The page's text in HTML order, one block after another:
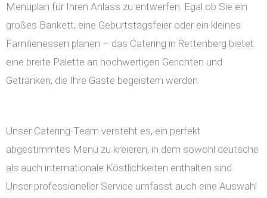
Menüplan für Ihren Anlass zu entwerfen. Egal ob Sie ein
großes Bankett, eine Geburtstagsfeier oder ein kleines
Familienessen planen – das Catering in Rettenberg bietet
eine breite Palette an hochwertigen Gerichten und
Getränken, die Ihre Gäste begeistern werden.
Unser Catering-Team versteht es, ein perfekt
abgestimmtes Menü zu kreieren, in dem sowohl deutsche
als auch internationale Köstlichkeiten enthalten sind.
Unser professioneller Service umfasst auch eine Auswahl